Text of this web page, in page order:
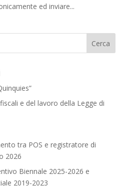
ed inviare...
e del lavoro della Legge di
tra POS e registratore di
2026
Biennale 2025-2026 e
2019-2023